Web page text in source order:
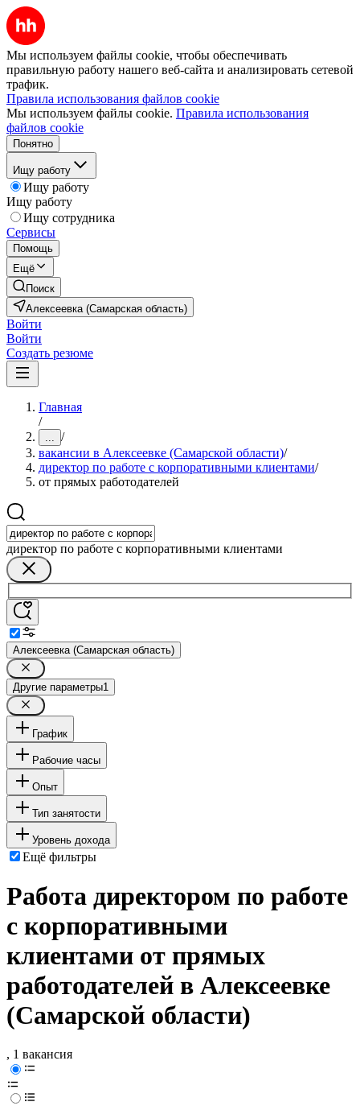
Мы используем файлы cookie, чтобы обеспечивать
правильную работу нашего веб-сайта и анализировать сетевой
трафик.
Правила использования файлов cookie
Мы используем файлы cookie. Правила использования
файлов cookie
Понятно
Ищу работу
Ищу работу
Ищу работу
Ищу сотрудника
Сервисы
Помощь
Ещё
Поиск
Алексеевка (Самарская область)
Войти
Войти
Создать резюме
Главная
/
... /
вакансии в Алексеевке (Самарской области)/
директор по работе с корпоративными клиентами/
от прямых работодателей
директор по работе с корпоративными клиентами
Алексеевка (Самарская область)
Другие параметры1
График
Рабочие часы
Опыт
Тип занятости
Уровень дохода
Ещё фильтры
Работа директором по работе
с корпоративными
клиентами от прямых
работодателей в Алексеевке
(Самарской области)
, 1 вакансия